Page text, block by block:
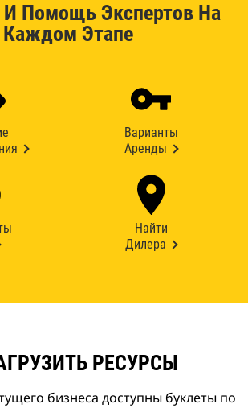
И Помощь Экспертов На
Каждом Этапе
Варианты
Аренды
Найти
Дилера
РЕСУРСЫ
бизнеса доступны буклеты по